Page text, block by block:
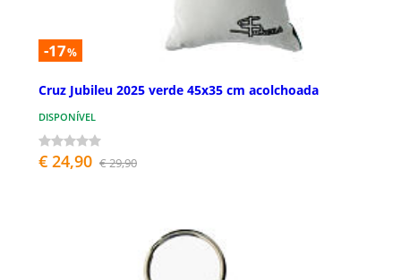
-17%
Cruz Jubileu 2025 verde 45x35 cm acolchoada
DISPONÍVEL
€ 24,90 € 29,90